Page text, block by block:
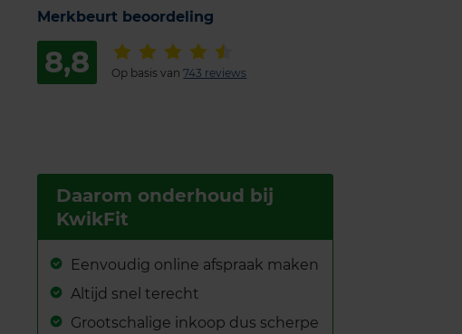
Merkbeurt beoordeling
8,8 Op basis van743 reviews
Daarom onderhoud bij
KwikFit
Eenvoudig online afspraak maken
Altijd snel terecht
Grootschalige inkoop dus scherpe